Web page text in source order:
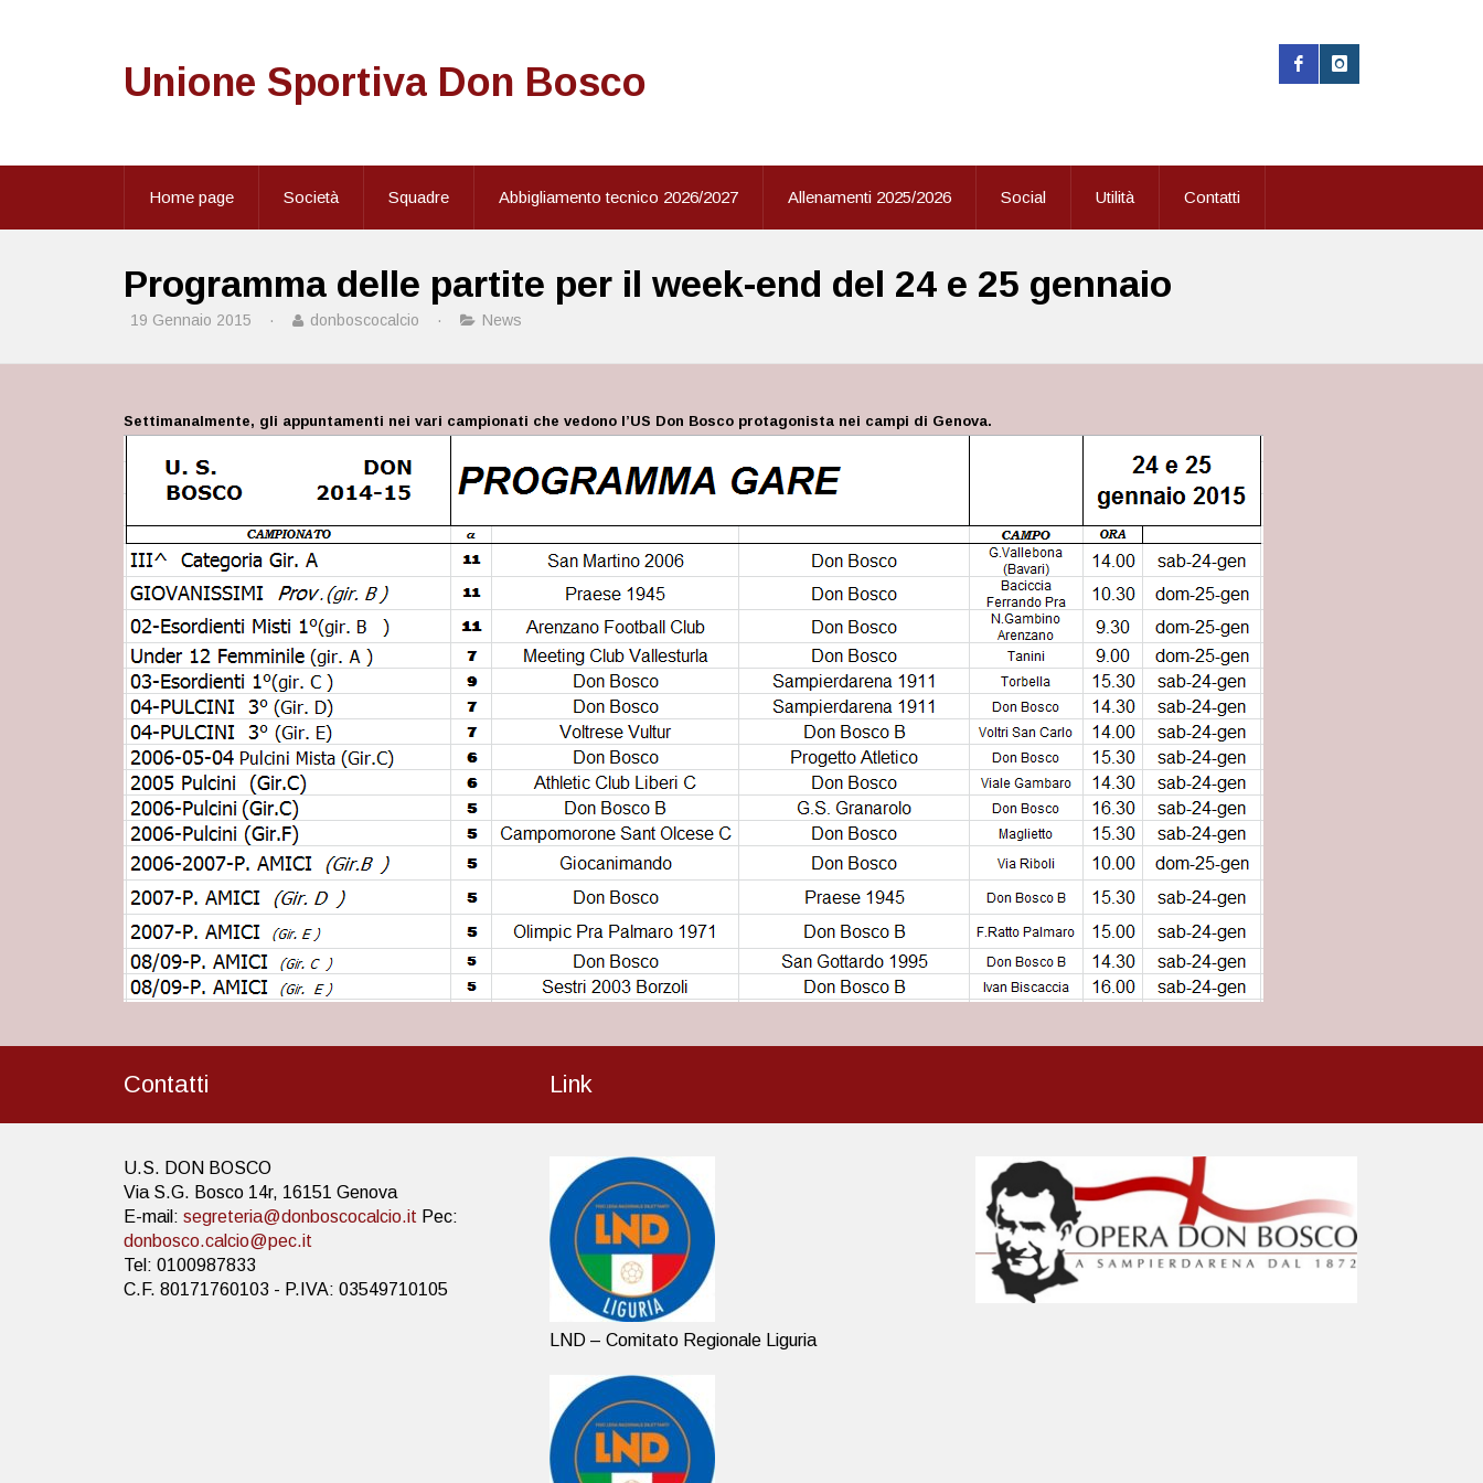
Unione Sportiva Don Bosco
Home page Società Squadre Abbigliamento tecnico 2026/2027 Allenamenti 2025/2026 Social Utilità Contatti
Programma delle partite per il week-end del 24 e 25 gennaio
19 Gennaio 2015 · donboscocalcio · News
Settimanalmente, gli appuntamenti nei vari campionati che vedono l’US Don Bosco protagonista nei campi di Genova.
Contatti
U.S. DON BOSCO
Via S.G. Bosco 14r, 16151 Genova
E-mail: segreteria@donboscocalcio.it Pec:
donbosco.calcio@pec.it
Tel: 0100987833
C.F. 80171760103 - P.IVA: 03549710105
Link
LND – Comitato Regionale Liguria